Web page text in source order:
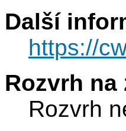
Další
https://
Rozvrh na
Rozvrh